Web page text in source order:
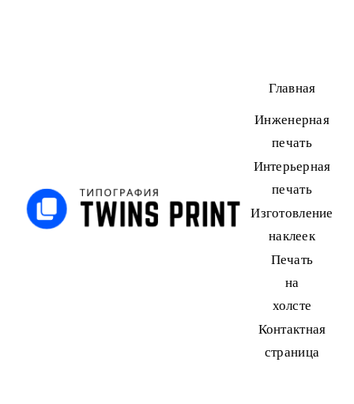
Главная
Инженерная
печать
Интерьерная
печать
Изготовление
наклеек
Печать
на
холсте
Контактная
страница